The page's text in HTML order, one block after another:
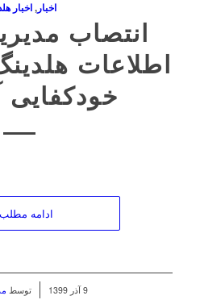
اخبار,اخبار
انتصاب
اطلاعات
خودکفایی
ادامه
9 آذر 1399 توسط